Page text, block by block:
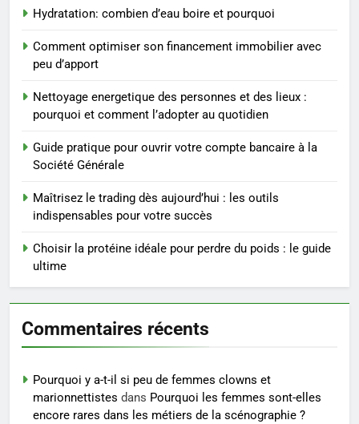
3
pour perdre du poids
4
Infection chronique de l’oreille :
Les secrets révélés pour une
Ordinary
SANTÉ
6
Prévenir les chutes chez les
seniors: aménagement et
exercices
BIEN ÊTRE
Hydratation: combien d’eau boire et pourquoi
Comment optimiser son financement immobilier avec
peu d’apport
Nettoyage energetique des personnes et des lieux :
pourquoi et comment l’adopter au quotidien
Guide pratique pour ouvrir votre compte bancaire à la
Société Générale
Maîtrisez le trading dès aujourd’hui : les outils
indispensables pour votre succès
Choisir la protéine idéale pour perdre du poids : le guide
ultime
Commentaires récents
Pourquoi y a-t-il si peu de femmes clowns et
marionnettistes dans Pourquoi les femmes sont-elles
encore rares dans les métiers de la scénographie ?